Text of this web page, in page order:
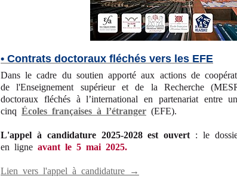
• Contrats doctoraux fléchés vers les EFE
Dans le cadre du soutien apporté aux actions de
de l'Enseignement supérieur et de la Recherche
doctoraux fléchés à l’international en partenariat entre
cinq Écoles françaises à l’étranger (EFE).
L'appel à candidature 2025-2028 est ouvert : le
en ligne avant le 5 mai 2025.
Lien vers l'appel à candidature →